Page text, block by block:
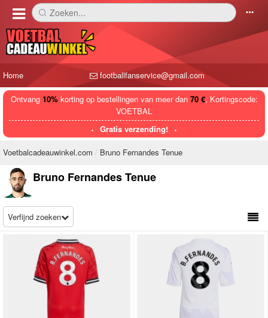
󰅼 Zoeken... 󰄒
Home footballfanservice@gmail.com
Ontvang 10%korting op bestellingen van meer dan 70 €, Kortingscode:
VOETBAL
Gratis verzending!
Voetbalcadeauwinkel.com Bruno Fernandes Tenue
Bruno Fernandes Tenue
Verfijnd zoeken